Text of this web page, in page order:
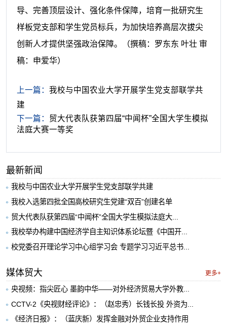
导、完善顶层设计、强化条件保障，培育一批研究生
样板党支部和学生党员标兵，为加快培养高层次拔尖
创新人才提供坚强政治保障。
（撰稿：罗东东 叶壮 审
稿：申爱华）
上一篇： 我校与中国农业大学开展学生党支部联学共
建
下一篇： 贸大代表队获第四届“中闻杯”全国大学生模拟
法庭大赛一等奖
最新新闻
我校与中国农业大学开展学生党支部联学共建
我校入选第四批全国高校研究生党建“双百”创建名单
贸大代表队获第四届“中闻杯”全国大学生模拟法庭大...
我校举办构建中国经济学自主知识体系论坛暨《中国开...
校党委召开理论学习中心组学习会 专题学习习近平总书...
媒体贸大 更多+
央视频：指尖匠心 墨韵中华——对外经济贸易大学外教...
CCTV-2《央视财经评论》：（赵忠秀）长钱长投 外资为...
《经济日报》：（蓝庆新）发挥金融对外贸企业支持作用